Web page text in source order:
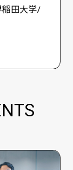
稲田大学/